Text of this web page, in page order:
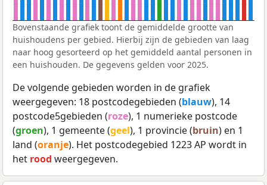
Bovenstaande grafiek toont de gemiddelde grootte van
huishoudens per gebied. Hierbij zijn de gebieden van laag
naar hoog gesorteerd op het gemiddeld aantal personen in
een huishouden. De gegevens gelden voor 2025.
De volgende gebieden worden in de grafiek
weergegeven: 18 postcodegebieden (blauw), 14
postcode5gebieden (roze), 1 numerieke postcode
(groen), 1 gemeente (geel), 1 provincie (bruin) en 1
land (oranje). Het postcodegebied 1223 AP wordt in
het rood weergegeven.